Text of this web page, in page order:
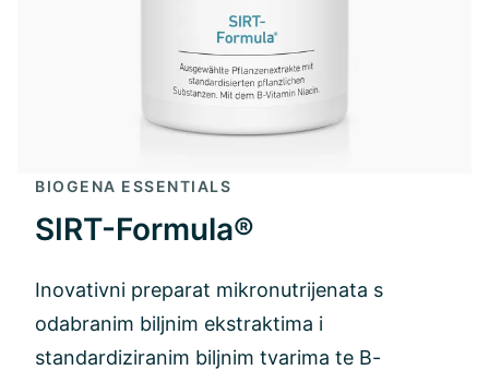
BIOGENA ESSENTIALS
SIRT-Formula®
Inovativni preparat mikronutrijenata s
odabranim biljnim ekstraktima i
standardiziranim biljnim tvarima te B-